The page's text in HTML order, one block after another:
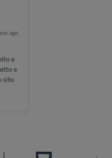
ago
e
e
sito